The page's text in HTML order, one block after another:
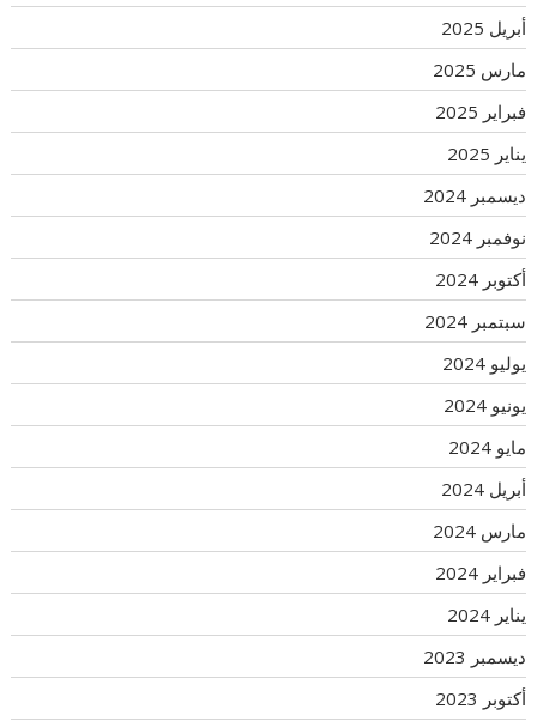
أبريل 2025
مارس 2025
فبراير 2025
يناير 2025
ديسمبر 2024
نوفمبر 2024
أكتوبر 2024
سبتمبر 2024
يوليو 2024
يونيو 2024
مايو 2024
أبريل 2024
مارس 2024
فبراير 2024
يناير 2024
ديسمبر 2023
أكتوبر 2023